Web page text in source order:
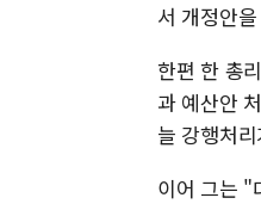
서 개정안
한편 한 총
과 예산안
늘 강행처
이어 그는 "